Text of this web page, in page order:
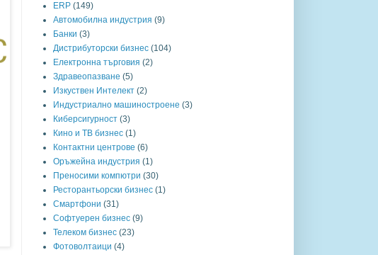
ERP (149)
Автомобилна индустрия (9)
Банки (3)
Дистрибуторски бизнес (104)
Електронна търговия (2)
Здравеопазване (5)
Изкуствен Интелект (2)
Индустриално машиностроене (3)
Киберсигурност (3)
Кино и ТВ бизнес (1)
Контактни центрове (6)
Оръжейна индустрия (1)
Преносими компютри (30)
Ресторантьорски бизнес (1)
Смартфони (31)
Софтуерен бизнес (9)
Телеком бизнес (23)
Фотоволтаици (4)